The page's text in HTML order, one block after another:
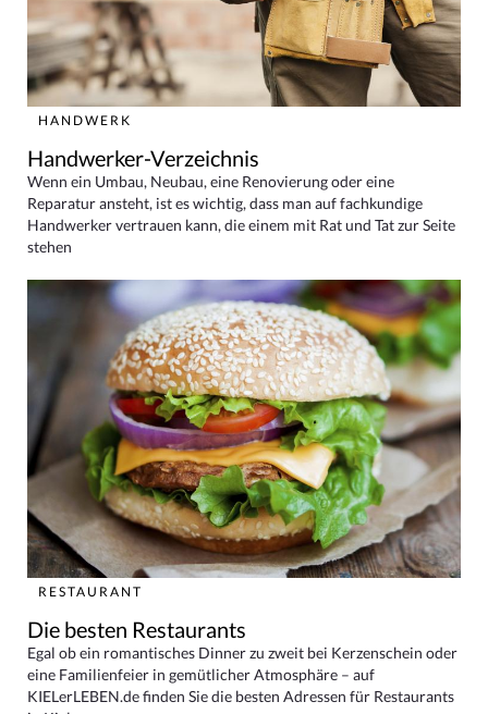
HANDWERK
Handwerker-Verzeichnis
Wenn ein Umbau, Neubau, eine Renovierung oder eine
Reparatur ansteht, ist es wichtig, dass man auf fachkundige
Handwerker vertrauen kann, die einem mit Rat und Tat zur Seite
stehen
RESTAURANT
Die besten Restaurants
Egal ob ein romantisches Dinner zu zweit bei Kerzenschein oder
eine Familienfeier in gemütlicher Atmosphäre – auf
KIELerLEBEN.de finden Sie die besten Adressen für Restaurants